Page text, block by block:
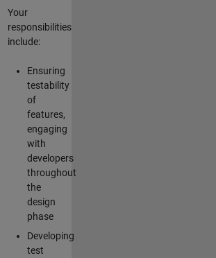
Your
responsibilities
include:
Ensuring
testability
of
features,
engaging
with
developers
throughout
the
design
phase
Developing
test